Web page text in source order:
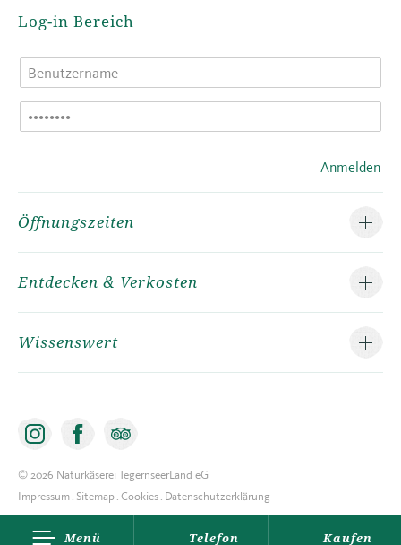
Menü Telefon Kaufen
Log-in Bereich
Anmelden
Öffnungszeiten
Entdecken & Verkosten
Wissenswert
© 2026 Naturkäserei TegernseerLand eG
Impressum Sitemap Cookies Datenschutzerklärung